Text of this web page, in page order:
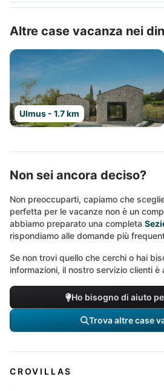
Altre case vacanza nei
Ulmus - 1.7 km
Non sei ancora deciso?
Non preoccuparti, capiamo che
perfetta per le vacanze non è un
abbiamo preparato una completa
rispondiamo alle domande più
Se non trovi quello che cerchi o hai
informazioni, il nostro servizio clienti è
Ho bisogno di aiuto
Trova altre case
CROVILLAS